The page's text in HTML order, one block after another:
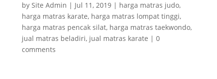
by Site Admin | Jul 11, 2019| harga matras judo,
harga matras karate, harga matras lompat tinggi,
harga matras pencak silat, harga matras taekwondo,
jual matras beladiri, jual matras karate | 0
comments